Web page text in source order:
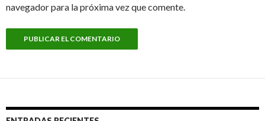
navegador para la próxima vez que comente.